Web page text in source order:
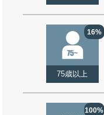
16%
75歳以上
100%